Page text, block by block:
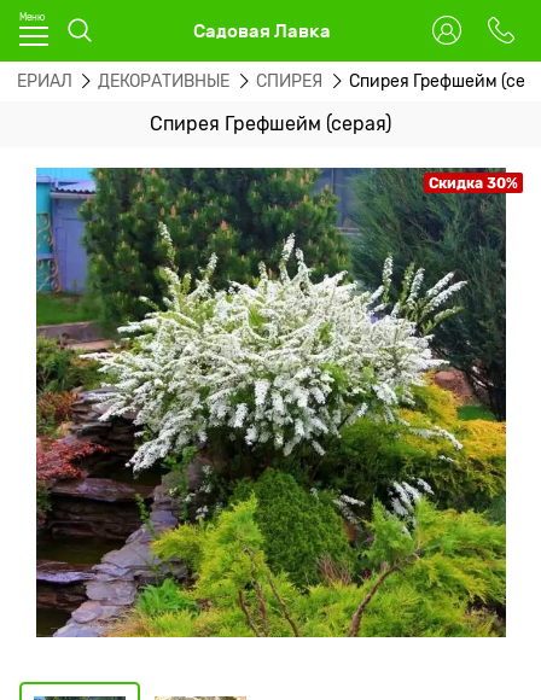
Садовая Лавка
ДЕКОРАТИВНЫЕ СПИРЕЯ Спирея Грефшейм
Спирея Грефшейм (серая)
Скидка 30%